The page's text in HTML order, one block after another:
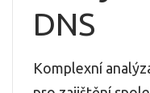
DNS
Komplexní